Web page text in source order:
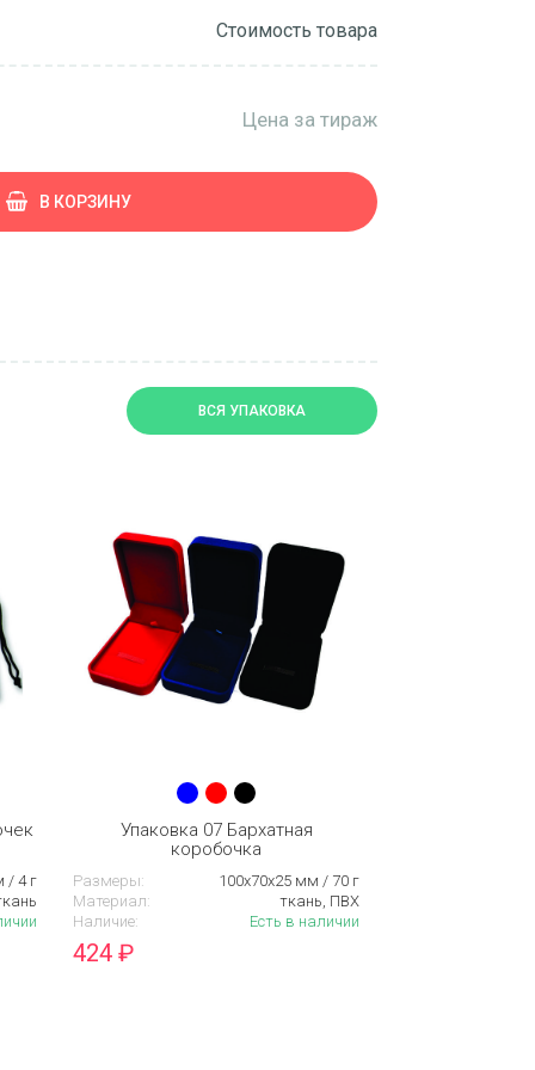
Стоимость товара
Цена за тираж
В КОРЗИНУ
ВСЯ УПАКОВКА
/ 4 г
Упаковка 07 Бархатная
коробочка
Размеры:
100х70х25 мм / 70 г
Материал:
ткань, ПВХ
Наличие:
Есть в наличии
424 ₽